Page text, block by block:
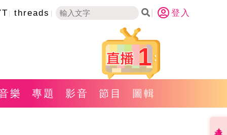
threads 登入
1
樂 專題 影音 節目 圖輯
直播✦活動